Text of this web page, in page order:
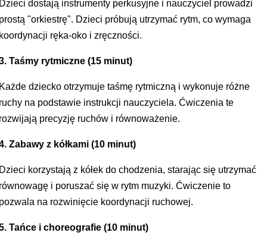
dostają instrumenty perkusyjne i nauczyciel prowadzi
"orkiestrę". Dzieci próbują utrzymać rytm, co wymaga
ręka-oko i zręczności.
Taśmy rytmiczne (15 minut)
dziecko otrzymuje taśmę rytmiczną i wykonuje różne
na podstawie instrukcji nauczyciela. Ćwiczenia te
precyzję ruchów i równoważenie.
Zabawy z kółkami (10 minut)
korzystają z kółek do chodzenia, starając się utrzymać
i poruszać się w rytm muzyki. Ćwiczenie to
na rozwinięcie koordynacji ruchowej.
Tańce i choreografie (10 minut)